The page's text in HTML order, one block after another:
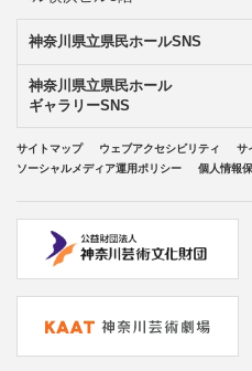
神奈川県立県民ホールSNS
神奈川県立県民ホール
ギャラリーSNS
サイトマップ ウェブアクセシビリティ
サ
ソーシャルメディア運用ポリシー
個人情報